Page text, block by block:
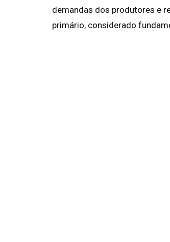
demandas dos produtores e
primário, considerado